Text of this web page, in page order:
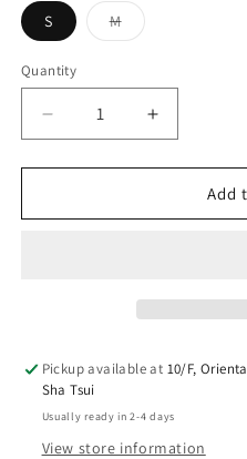
S MVariant
sold
Quantity
Decrease
quantity
for
Bowl
Increase
quantity
for
Bowl
Add
Pickup available at 10/F,
Sha Tsui
Usually ready in 2-4 days
View store information